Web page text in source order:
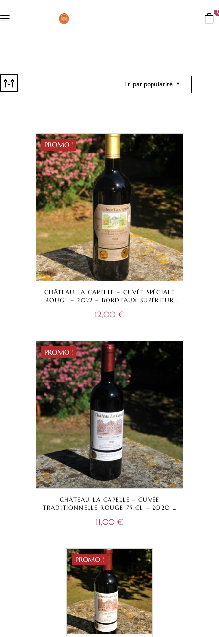
Tri par popularité
PROMO !
CHÂTEAU LA CAPELLE – CUVÉE SPÉCIALE
ROUGE – 2022 – BORDEAUX SUPÉRIEUR
12,00 €
PROMO !
CHÂTEAU LA CAPELLE – CUVÉE
TRADITIONNELLE ROUGE 75 CL – 2020 –
11,00 €
PROMO !